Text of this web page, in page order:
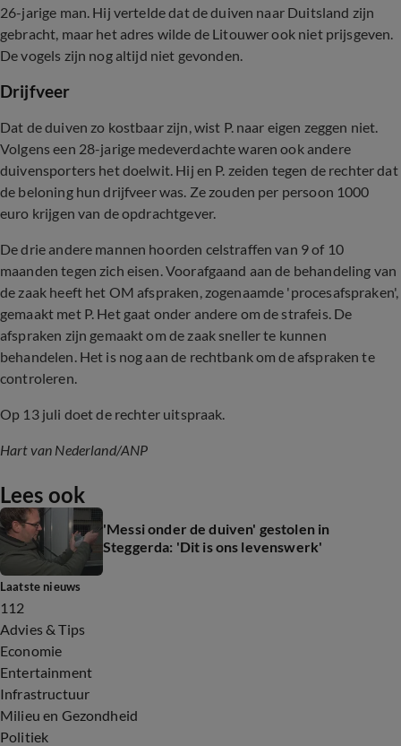
26-jarige man. Hij vertelde dat de duiven naar Duitsland zijn
gebracht, maar het adres wilde de Litouwer ook niet prijsgeven.
De vogels zijn nog altijd niet gevonden.
Drijfveer
Dat de duiven zo kostbaar zijn, wist P. naar eigen zeggen niet.
Volgens een 28-jarige medeverdachte waren ook andere
duivensporters het doelwit. Hij en P. zeiden tegen de rechter dat
de beloning hun drijfveer was. Ze zouden per persoon 1000
euro krijgen van de opdrachtgever.
De drie andere mannen hoorden celstraffen van 9 of 10
maanden tegen zich eisen. Voorafgaand aan de behandeling van
de zaak heeft het OM afspraken, zogenaamde 'procesafspraken',
gemaakt met P. Het gaat onder andere om de strafeis. De
afspraken zijn gemaakt om de zaak sneller te kunnen
behandelen. Het is nog aan de rechtbank om de afspraken te
controleren.
Op 13 juli doet de rechter uitspraak.
Hart van Nederland/ANP
Lees ook
'Messi onder de duiven' gestolen in
Steggerda: 'Dit is ons levenswerk'
Laatste nieuws
112
Advies & Tips
Economie
Entertainment
Infrastructuur
Milieu en Gezondheid
Politiek